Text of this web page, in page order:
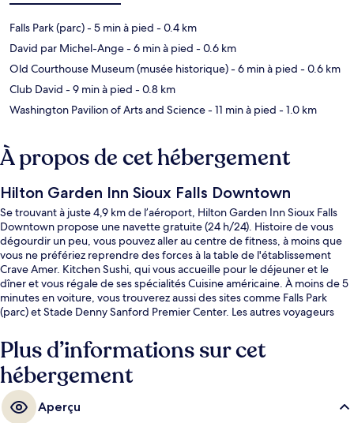
Falls Park (parc)- 5 min à pied - 0.4 km
David par Michel-Ange- 6 min à pied - 0.6 km
Old Courthouse Museum (musée historique)- 6 min à pied - 0.6 km
Club David - 9 min à pied - 0.8 km
Washington Pavilion of Arts and Science- 11 min à pied - 1.0 km
À propos de cet hébergement
Hilton Garden Inn Sioux Falls Downtown
Se trouvant à juste 4,9 km de l’aéroport, Hilton Garden Inn Sioux Falls
Downtown propose une navette gratuite (24 h/24). Histoire de vous
dégourdir un peu, vous pouvez aller au centre de fitness, à moins que
vous ne préfériez reprendre des forces à la table de l'établissement
Crave Amer. Kitchen Sushi, qui vous accueille pour le déjeuner et le
dîner et vous régale de ses spécialités Cuisine américaine. À moins de 5
minutes en voiture, vous trouverez aussi des sites comme Falls Park
(parc) et Stade Denny Sanford Premier Center. Les autres voyageurs
Plus d’informations sur cet
hébergement
Aperçu